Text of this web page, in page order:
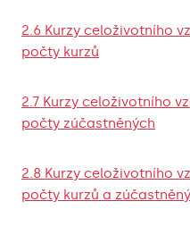
2.6 Kurzy celoživotního
počty kurzů
2.7 Kurzy celoživotního
počty zúčastněných
2.8 Kurzy celoživotního
počty kurzů a